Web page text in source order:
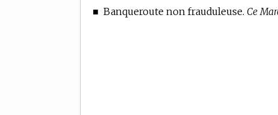
■ Banqueroute non frauduleuse. Ce